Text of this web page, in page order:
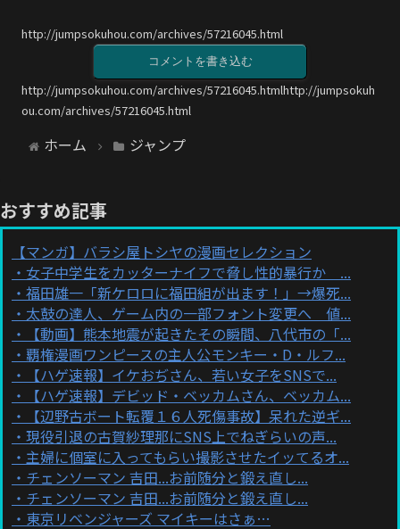
http://jumpsokuhou.com/archives/57216045.html
コメントを書き込む
http://jumpsokuhou.com/archives/57216045.htmlhttp://jumpsokuh
ou.com/archives/57216045.html
ホーム ジャンプ
おすすめ記事
【マンガ】バラシ屋トシヤの漫画セレクション
女子中学生をカッターナイフで脅し性的暴行か ...
福田雄一「新ケロロに福田組が出ます！」→爆死...
太鼓の達人、ゲーム内の一部フォント変更へ 値...
【動画】熊本地震が起きたその瞬間、八代市の「...
覇権漫画ワンピースの主人公モンキー・D・ルフ...
【ハゲ速報】イケおぢさん、若い女子をSNSで...
【ハゲ速報】デビッド・ベッカムさん、ベッカム...
【辺野古ボート転覆１６人死傷事故】呆れた逆ギ...
現役引退の古賀紗理那にSNS上でねぎらいの声...
主婦に個室に入ってもらい撮影させたイッてるオ...
チェンソーマン 吉田...お前随分と鍛え直し...
チェンソーマン 吉田...お前随分と鍛え直し...
東京リベンジャーズ マイキーはさぁ…